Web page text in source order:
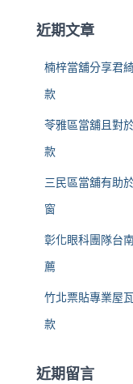
:近期文章
楠梓當舖分享君
款
苓雅區當舖且對
款
三民區當舖有助
窗
彰化眼科團隊台
薦
竹北票貼專業屋
款
近期留言